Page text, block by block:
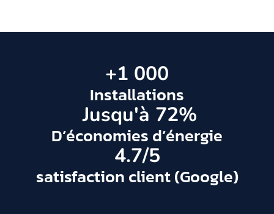
Installations
+1 000
D’économies d’énergie
Jusqu'à 72%
satisfaction client (Google)
4.7/5